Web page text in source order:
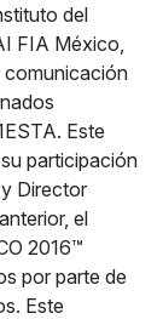
del
FIA México,
comunicación
Este
participación
Director
el
2016™
por parte de
Este